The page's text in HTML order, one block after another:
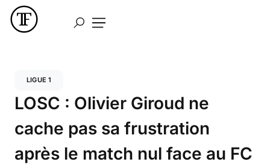
LIGUE 1
LOSC : Olivier Giroud ne
cache pas sa frustration
après le match nul face au FC